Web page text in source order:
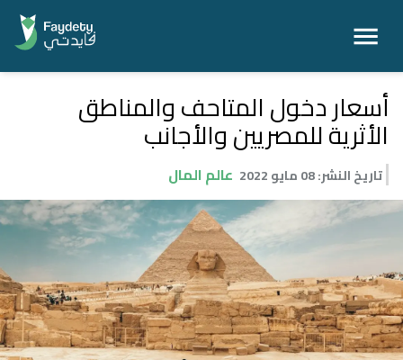
أسعار دخول المتاحف والمناطق
الأثرية للمصريين والأجانب
تاريخ النشر:08 مايو 2022 عالم المال